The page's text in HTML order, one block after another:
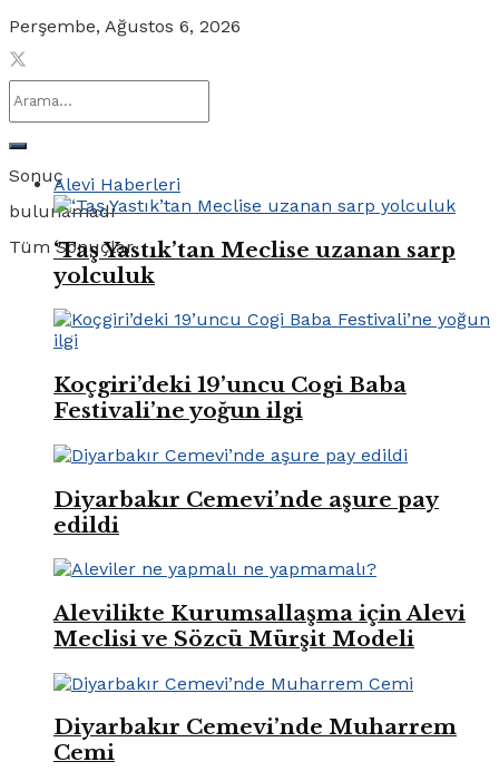
Perşembe, Ağustos 6, 2026
Sonuç
bulunamadı
Tüm Sonuçlar
Alevi Haberleri
‘Taş Yastık’tan Meclise uzanan sarp
yolculuk
Koçgiri’deki 19’uncu Cogi Baba
Festivali’ne yoğun ilgi
Diyarbakır Cemevi’nde aşure pay
edildi
Alevilikte Kurumsallaşma için Alevi
Meclisi ve Sözcü Mürşit Modeli
Diyarbakır Cemevi’nde Muharrem
Cemi